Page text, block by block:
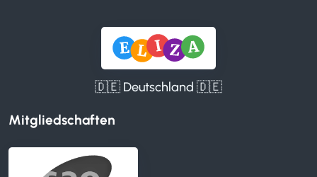
🇩🇪 Deutschland 🇩🇪
Mitgliedschaften